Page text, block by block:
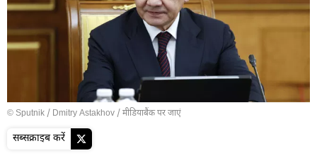
© Sputnik / Dmitry Astakhov /मीडियाबैंक पर जाएं
सब्सक्राइब करें